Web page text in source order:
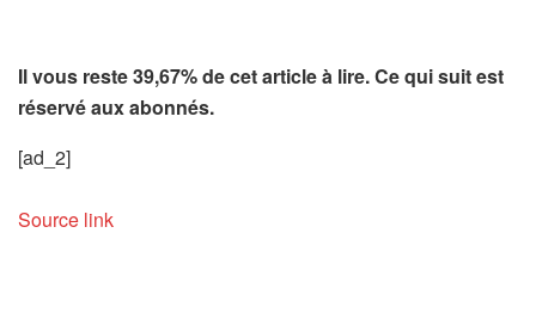
Il vous reste 39,67% de cet article à lire. Ce qui suit est
réservé aux abonnés.
[ad_2]
Source link